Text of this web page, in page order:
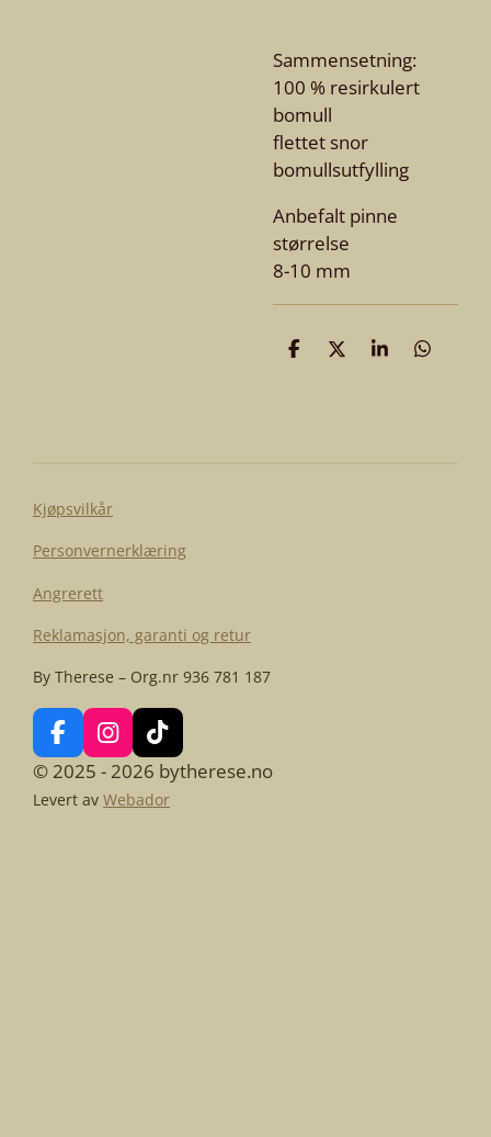
Sammensetning:
100 % resirkulert
bomull
flettet snor
bomullsutfylling
Anbefalt pinne
størrelse
8-10 mm
D
D
D
D
Kjøpsvilkår
Personvernerklæring
Angrerett
Reklamasjon, garanti og retur
By Therese – Org.nr 936 781 187
F
a
c
e
I
n
s
t
T
i
k
T
© 2025 - 2026 bytherese.no
Levert av Webador